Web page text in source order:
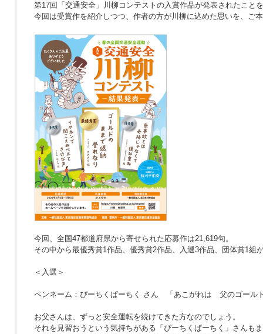
第17回「交通安全」川柳コンテストの入賞作品が発表されたこと
今回は受賞作を紹介しつつ、作者の方が川柳に込めた思いを、ご
今回、全国47都道府県から寄せられた応募作は21,619句。
その中から最優秀賞1作品、優秀賞2作品、入選3作品、団体賞1組
＜入選＞
ペンネーム：ぴーちくぱーちく さん 「あこがれは 父のゴール
お父さんは、ずっと安全運転を続けてきた方なのでしょう。
それを見習おうという気持ちがある「ぴーちくぱーちく」さんも